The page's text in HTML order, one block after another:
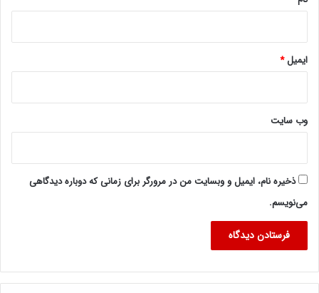
ایمیل*
وب‌ سایت
ذخیره نام، ایمیل و وبسایت من در مرورگر برای زمانی که دوباره دیدگاهی
می‌نویسم.